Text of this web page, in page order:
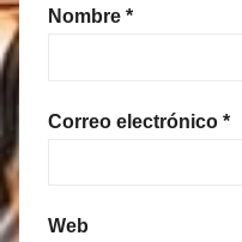
Nombre *
Correo electrónico *
Web